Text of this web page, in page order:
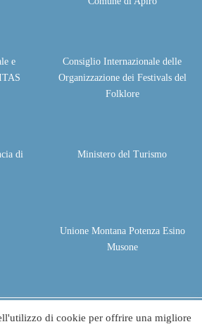
e
Consiglio Internazionale delle
Organizzazione dei Festivals del
Folklore
di
Ministero del Turismo
Unione Montana Potenza Esino
Musone
- Festival Folclore Apiro | All rights
di cookie per offrire una migliore